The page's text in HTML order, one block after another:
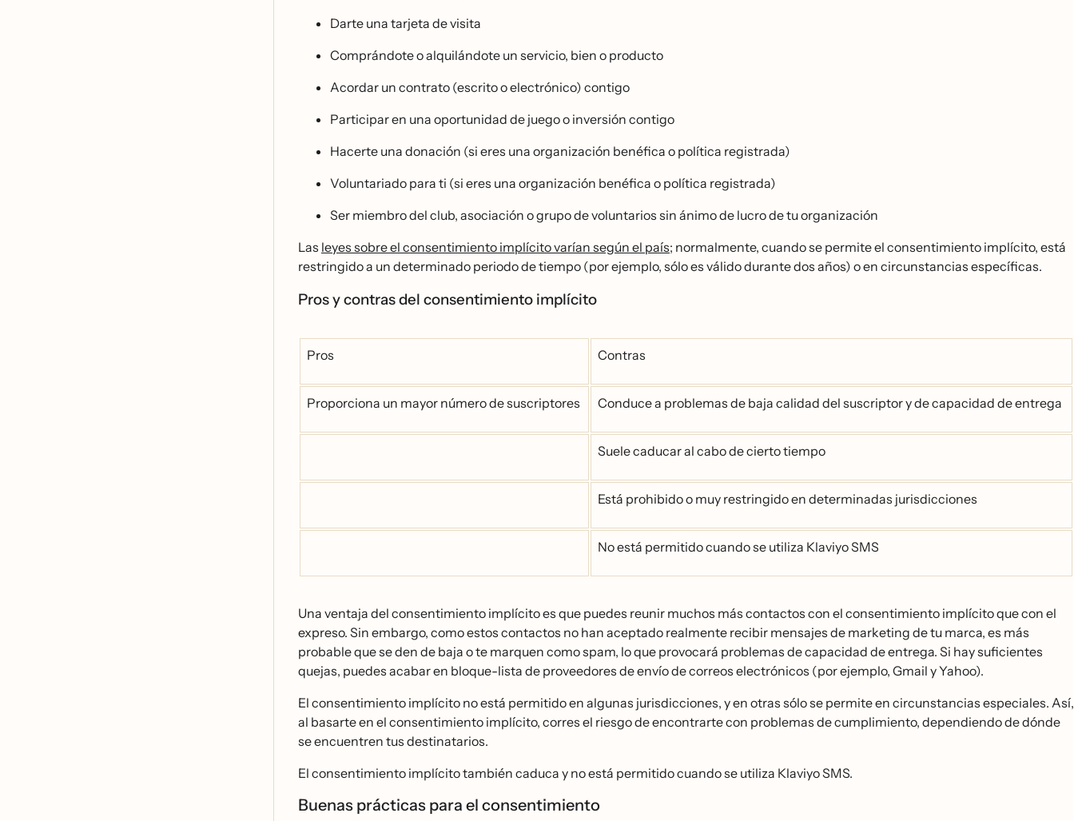
Darte una tarjeta de visita
Comprándote o alquilándote un servicio, bien o producto
Acordar un contrato (escrito o electrónico) contigo
Participar en una oportunidad de juego o inversión contigo
Hacerte una donación (si eres una organización benéfica o política registrada)
Voluntariado para ti (si eres una organización benéfica o política registrada)
Ser miembro del club, asociación o grupo de voluntarios sin ánimo de lucro de tu organización
Las leyes sobre el consentimiento implícito varían según el país; normalmente, cuando se permite el consentimiento implícito, está
restringido a un determinado periodo de tiempo (por ejemplo, sólo es válido durante dos años) o en circunstancias específicas.
Pros y contras del consentimiento implícito
Pros Contras
Proporciona un mayor número de suscriptores Conduce a problemas de baja calidad del suscriptor y de capacidad de entrega
Suele caducar al cabo de cierto tiempo
Está prohibido o muy restringido en determinadas jurisdicciones
No está permitido cuando se utiliza Klaviyo SMS
Una ventaja del consentimiento implícito es que puedes reunir muchos más contactos con el consentimiento implícito que con el
expreso. Sin embargo, como estos contactos no han aceptado realmente recibir mensajes de marketing de tu marca, es más
probable que se den de baja o te marquen como spam, lo que provocará problemas de capacidad de entrega. Si hay suficientes
quejas, puedes acabar en bloque-lista de proveedores de envío de correos electrónicos (por ejemplo, Gmail y Yahoo).
El consentimiento implícito no está permitido en algunas jurisdicciones, y en otras sólo se permite en circunstancias especiales. Así,
al basarte en el consentimiento implícito, corres el riesgo de encontrarte con problemas de cumplimiento, dependiendo de dónde
se encuentren tus destinatarios.
El consentimiento implícito también caduca y no está permitido cuando se utiliza Klaviyo SMS.
Buenas prácticas para el consentimiento